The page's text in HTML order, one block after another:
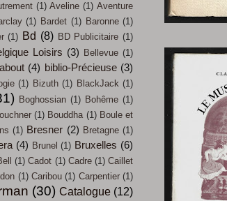
(1) Aveline (1) Aventure
(1) Bardet (1) Baronne (1)
(1) Bd (8) BD Publicitaire (1)
Loisirs (3) Bellevue (1)
(4) biblio-Précieuse (3)
(1) Bizuth (1) BlackJack (1)
Boghossian (1) Bohême (1)
(1) Bouddha (1) Boule et
(1) Bresner (2) Bretagne (1)
(4) Brunel (1) Bruxelles (6)
(1) Cadot (1) Cadre (1) Caillet
(1) Caribou (1) Carpentier (1)
(30) Catalogue (12)